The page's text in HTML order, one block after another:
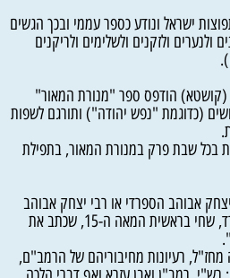
ישראל ונודע כספר עממי ובכך הגשים
ולזקנים ולשלימים ולריקנים
הודפס ספר "מנורת המאור"
(כדוגמת "נפש יהודה") ותורגם לשפות
בכל שבת פרק במנורת המאור, בתפילת
אבוהב הספרדי או רבי יצחק אבוהב
הראשון), הוא דרשן מחכמי ספרד, שחי בראשית המאה ה-15, שכתב את
מחז"ל, רעיונות מחיבוריהם של הרמב"ם,